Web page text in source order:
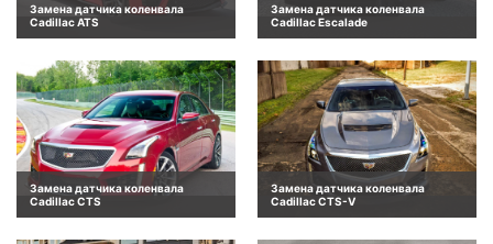
Замена датчика коленвала
Cadillac ATS
Замена датчика коленвала
Cadillac Escalade
Замена датчика коленвала
Cadillac CTS
Замена датчика коленвала
Cadillac CTS-V